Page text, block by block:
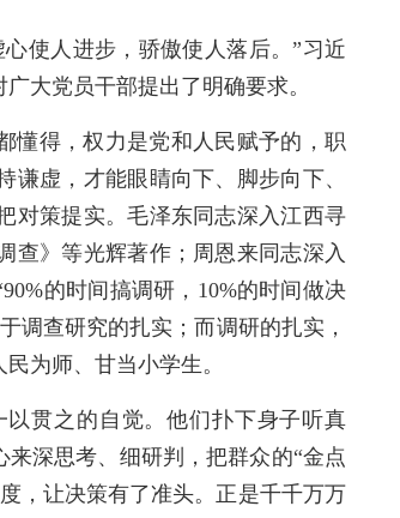
使人进步，骄傲使人落后。”习近
大党员干部提出了明确要求。
懂得，权力是党和人民赋予的，职
虚，才能眼睛向下、脚步向下、
对策提实。毛泽东同志深入江西寻
查》等光辉著作；周恩来同志深入
的时间搞调研，10%的时间做决
调查研究的扎实；而调研的扎实，
为师、甘当小学生。
贯之的自觉。他们扑下身子听真
深思考、细研判，把群众的“金点
，让决策有了准头。正是千千万万